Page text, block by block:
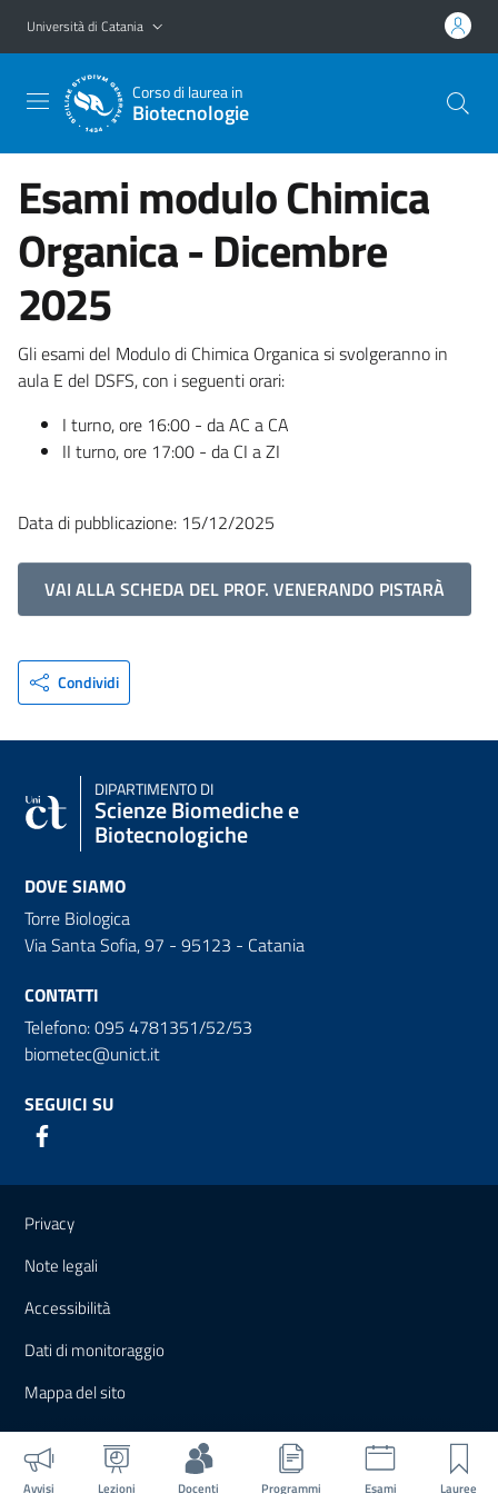
Vai al contenuto principale
Vai al menu di navigazione
Università di Catania
Corso di laurea in
Biotecnologie
Esami modulo Chimica
Organica - Dicembre
2025
Gli esami del Modulo di Chimica Organica si svolgeranno in
aula E del DSFS, con i seguenti orari:
I turno, ore 16:00 - da AC a CA
II turno, ore 17:00 - da CI a ZI
Data di pubblicazione: 15/12/2025
VAI ALLA SCHEDA DEL PROF. VENERANDO PISTARÀ
Condividi
Avvisi Lezioni Docenti Programmi Esami Lauree
DIPARTIMENTO DI
Scienze Biomediche e
Biotecnologiche
DOVE SIAMO
Torre Biologica
Via Santa Sofia, 97 - 95123 - Catania
CONTATTI
Telefono: 095 4781351/52/53
biometec@unict.it
SEGUICI SU
Link e informazioni utili
Privacy
Note legali
Accessibilità
Dati di monitoraggio
Mappa del sito